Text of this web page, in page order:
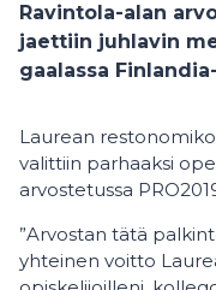
Ravintola-alan
jaettiin juhlavin
gaalassa
Laurean
valittiin parhaaksi
arvostetussa
”Arvostan tätä
yhteinen voitto